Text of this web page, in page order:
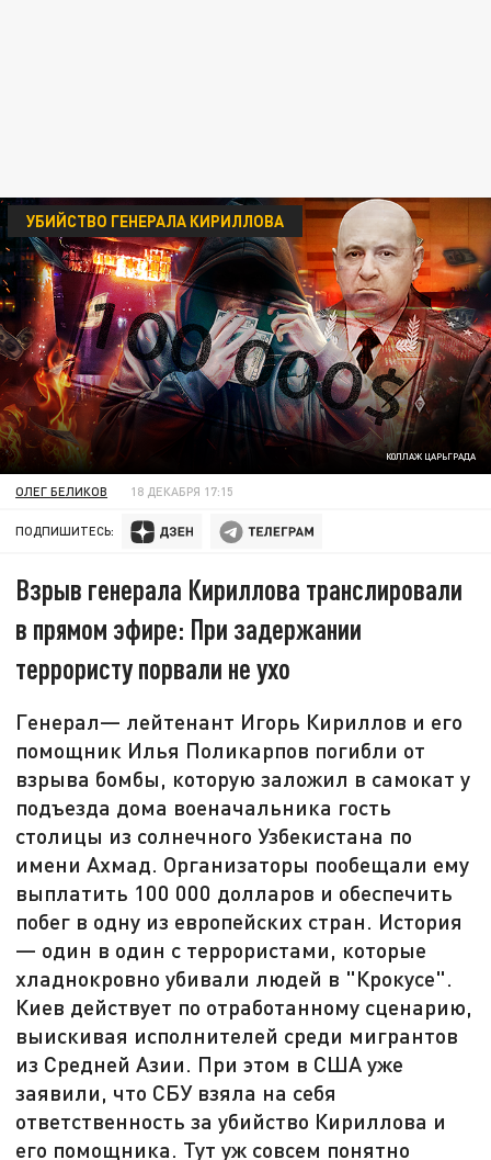
КОЛЛАЖ ЦАРЬГРАДА
УБИЙСТВО ГЕНЕРАЛА КИРИЛЛОВА
ОЛЕГ БЕЛИКОВ 18 ДЕКАБРЯ 17:15
ПОДПИШИТЕСЬ:
Взрыв генерала Кириллова транслировали
в прямом эфире: При задержании
террористу порвали не ухо
Генерал— лейтенант Игорь Кириллов и его
помощник Илья Поликарпов погибли от
взрыва бомбы, которую заложил в самокат у
подъезда дома военачальника гость
столицы из солнечного Узбекистана по
имени Ахмад. Организаторы пообещали ему
выплатить 100 000 долларов и обеспечить
побег в одну из европейских стран. История
— один в один с террористами, которые
хладнокровно убивали людей в "Крокусе".
Киев действует по отработанному сценарию,
выискивая исполнителей среди мигрантов
из Средней Азии. При этом в США уже
заявили, что СБУ взяла на себя
ответственность за убийство Кириллова и
его помощника. Тут уж совсем понятно